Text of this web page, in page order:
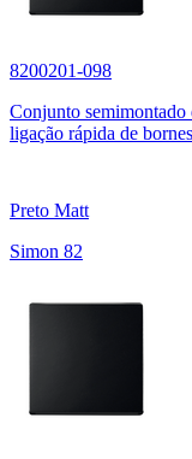
8200201-098
Conjunto
ligação rápida de
Preto Matt
Simon 82